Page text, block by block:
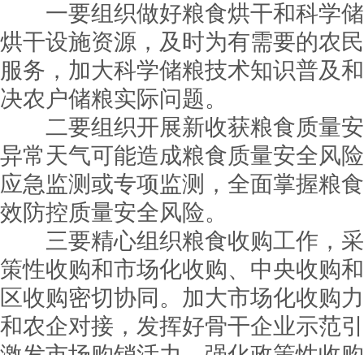
一要组织做好粮食烘干和科学储
烘干设施资源，及时为有需要的农
服务，加大科学储粮技术知识普及
决农户储粮实际问题。
二要组织开展新收获粮食质量安
异常天气可能造成粮食质量安全风
应急监测或专项监测，全面掌握粮
效防控质量安全风险。
三要精心组织粮食收购工作，采
策性收购和市场化收购、中央收购
区收购密切协同。加大市场化收购
和农企对接，发挥好骨干企业示范